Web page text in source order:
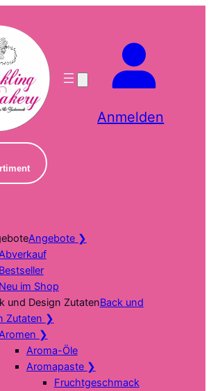
Anmelden
Angebote ❯
Bestseller
Neu im Shop
Back und
Zutaten ❯
❯
Aroma-Öle
Aromapaste ❯
Fruchtgeschmack